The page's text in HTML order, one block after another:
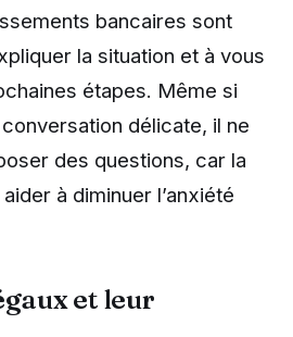
bancaires sont
la situation et à vous
étapes. Même si
délicate, il ne
des questions, car la
à diminuer l’anxiété
et leur